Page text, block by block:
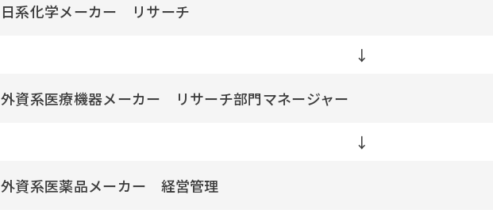
日系化学メーカー リサーチ
↓
外資系医療機器メーカー リサーチ部門マネージャー
↓
外資系医薬品メーカー 経営管理